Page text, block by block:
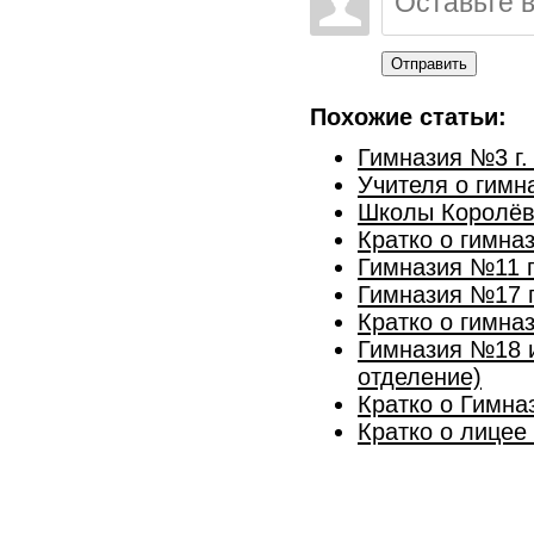
Отправить
Похожие статьи:
Гимназия №3
Учителя о
Школы
Кратко о
Гимназия №11
Гимназия №17
Кратко о
Гимназия №18
отделение)
Кратко о
Кратко о